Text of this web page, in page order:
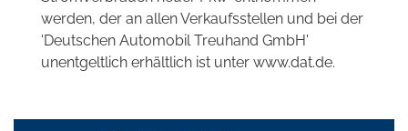
werden, der an allen Verkaufsstellen und bei der
'Deutschen Automobil Treuhand GmbH'
unentgeltlich erhältlich ist unter www.dat.de.